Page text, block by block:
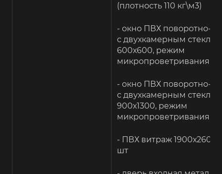
(плотность 110 кг\м3)
- окно ПВХ поворотно-
с двухкамерным
600х600, режим
микропроветривания –
- окно ПВХ поворотно-
с двухкамерным
900х1300, режим
микропроветривания –
- ПВХ витраж 1900х2600
шт